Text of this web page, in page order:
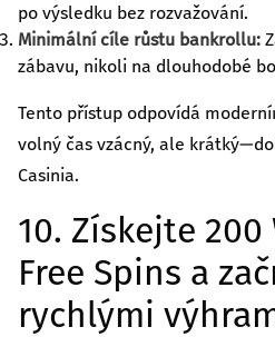
po výsledku bez rozvažování.
Minimální cíle růstu bankrollu:
zábavu, nikoli na dlouhodobé
Tento přístup odpovídá
volný čas vzácný, ale
Casinia.
10. Získejte 200
Free Spins a
rychlými